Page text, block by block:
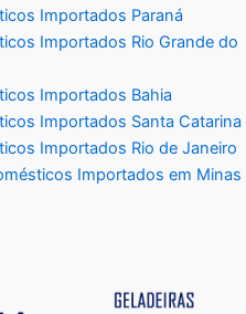
Importados Paraná
Importados Rio Grande do
Importados Bahia
Importados Santa Catarina
Importados Rio de Janeiro
Importados em Minas